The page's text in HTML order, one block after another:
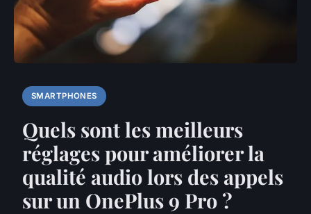
SMARTPHONES
Quels sont les meilleurs
réglages pour améliorer la
qualité audio lors des appels
sur un OnePlus 9 Pro ?